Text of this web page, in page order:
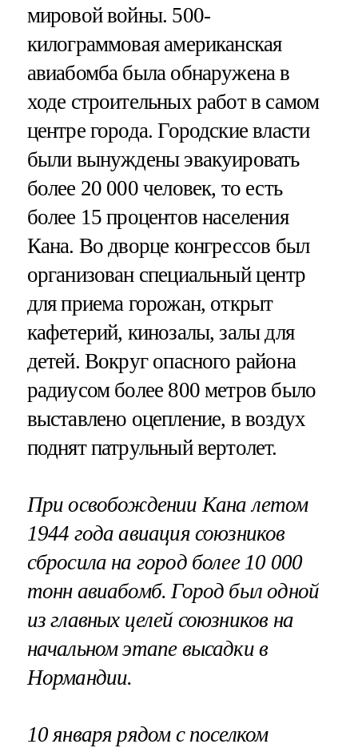
мировой войны. 500-
килограммовая американская
авиабомба была обнаружена в
ходе строительных работ в самом
центре города. Городские власти
были вынуждены эвакуировать
более 20 000 человек, то есть
более 15 процентов населения
Кана. Во дворце конгрессов был
организован специальный центр
для приема горожан, открыт
кафетерий, кинозалы, залы для
детей. Вокруг опасного района
радиусом более 800 метров было
выставлено оцепление, в воздух
поднят патрульный вертолет.
При освобождении Кана летом
1944 года авиация союзников
сбросила на город более 10 000
тонн авиабомб. Город был одной
из главных целей союзников на
начальном этапе высадки в
Нормандии.
10 января рядом с поселком